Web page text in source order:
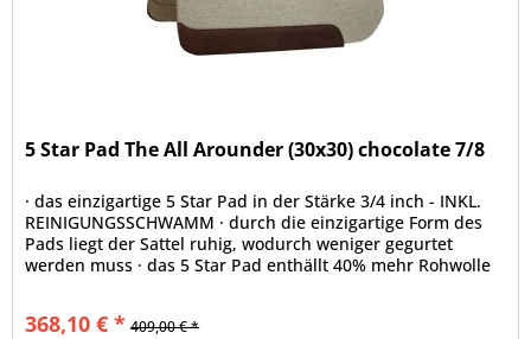
5 Star Pad The All Arounder (30x30) chocolate 7/8
· das einzigartige 5 Star Pad in der Stärke 3/4 inch - INKL.
REINIGUNGSSCHWAMM · durch die einzigartige Form des
Pads liegt der Sattel ruhig, wodurch weniger gegurtet
werden muss · das 5 Star Pad enthällt 40% mehr Rohwolle
368,10 € * 409,00 € *